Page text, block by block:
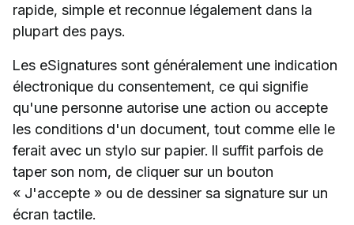
rapide, simple et reconnue légalement dans la
plupart des pays.
Les eSignatures sont généralement une indication
électronique du consentement, ce qui signifie
qu'une personne autorise une action ou accepte
les conditions d'un document, tout comme elle le
ferait avec un stylo sur papier. Il suffit parfois de
taper son nom, de cliquer sur un bouton
« J'accepte » ou de dessiner sa signature sur un
écran tactile.